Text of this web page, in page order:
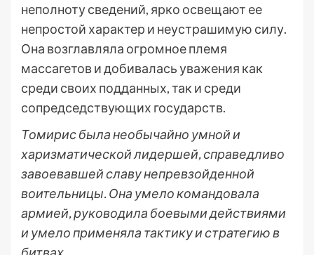
неполноту сведений, ярко освещают ее
непростой характер и неустрашимую силу.
Она возглавляла огромное племя
массагетов и добивалась уважения как
среди своих подданных, так и среди
сопредседствующих государств.
Томирис была необычайно умной и
харизматической лидершей, справедливо
завоевавшей славу непревзойденной
воительницы. Она умело командовала
армией, руководила боевыми действиями
и умело применяла тактику и стратегию в